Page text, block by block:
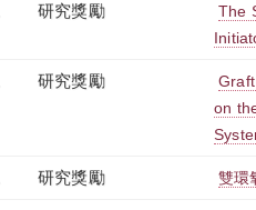
研究獎勵
The
研究獎勵
on
研究獎勵 雙環